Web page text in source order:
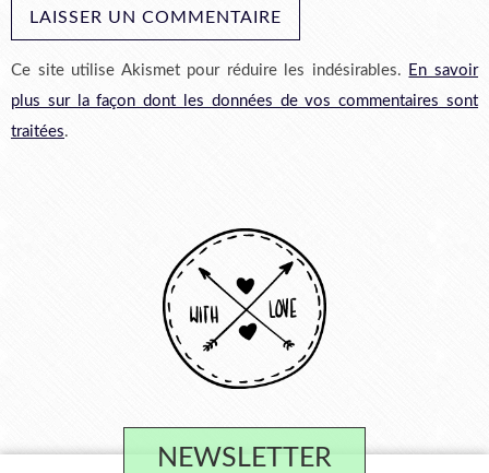
Ce site utilise Akismet pour réduire les indésirables. En savoir
plus sur la façon dont les données de vos commentaires sont
traitées.
NEWSLETTER